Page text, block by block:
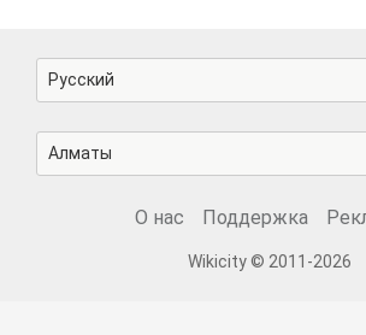
Русский
Алматы
О нас Поддержка
Wikicity © 2011-2026